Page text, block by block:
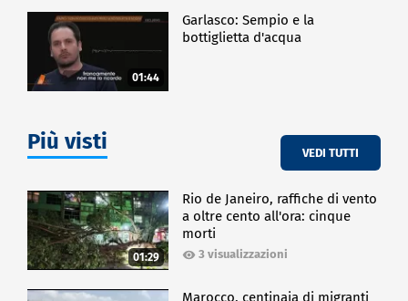
01:44
Garlasco: Sempio e la
bottiglietta d'acqua
Più visti VEDI TUTTI
01:29
Rio de Janeiro, raffiche di vento
a oltre cento all'ora: cinque
morti
3 visualizzazioni
Marocco, centinaia di migranti